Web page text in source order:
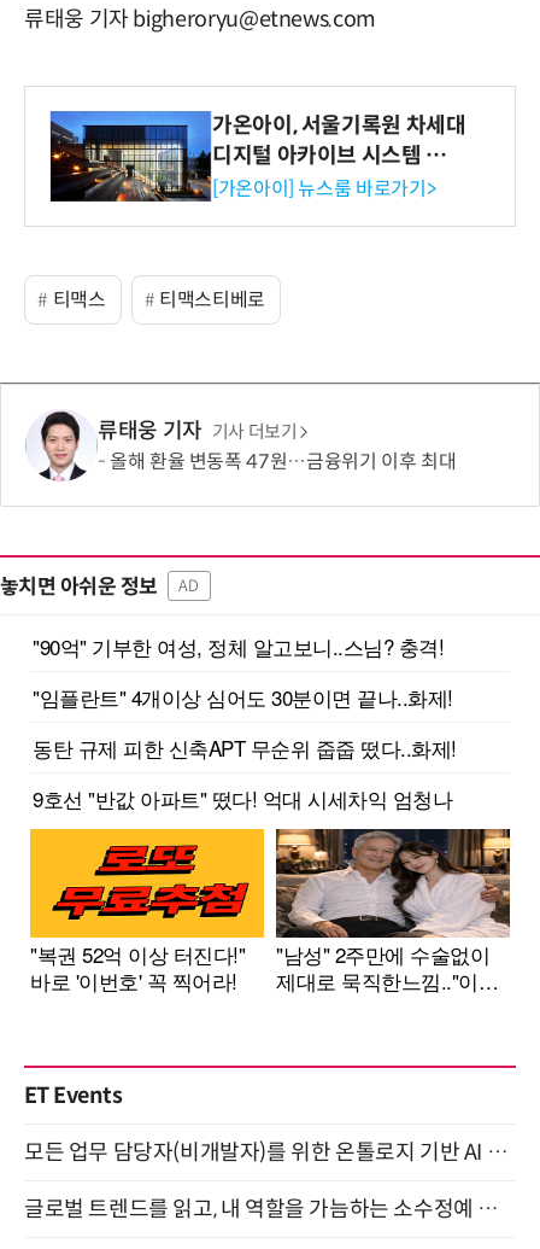
류태웅 기자 bigheroryu@etnews.com
가온아이, 서울기록원 차세대
디지털 아카이브 시스템 구축
수행
[가온아이] 뉴스룸 바로가기>
티맥스 티맥스티베로
류태웅 기자 기사 더보기
올해 환율 변동폭 47원…금융위기 이후 최대
놓치면 아쉬운 정보 AD
ET Events
모든 업무 담당자(비개발자)를 위한 온톨로지 기반 AI 지식체계 설계 1-day 워크숍 8월 20일 개최
글로벌 트렌드를 읽고, 내 역할을 가늠하는 소수정예 실습 워크숍 (8/28)